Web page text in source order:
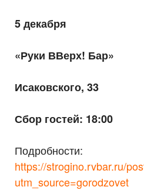
5 декабря
«Руки ВВерх! Бар»
Исаковского, 33
Сбор гостей: 18:00
Подробности:
https://strogino.rvbar.ru/
utm_source=gorodzovet